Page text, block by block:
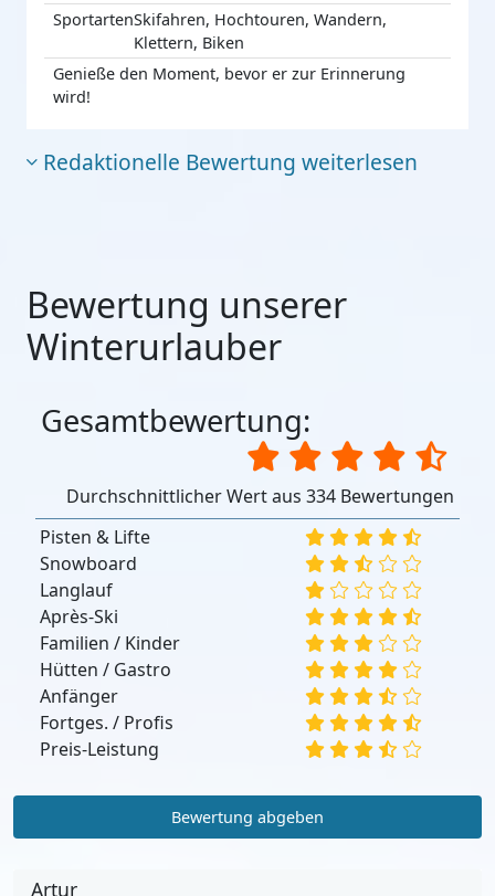
SportartenSkifahren, Hochtouren, Wandern,
Klettern, Biken
Genieße den Moment, bevor er zur Erinnerung
wird!
Redaktionelle Bewertung weiterlesen
Bewertung unserer
Winterurlauber
Gesamtbewertung:
Durchschnittlicher Wert aus 334 Bewertungen
Pisten & Lifte
Snowboard
Langlauf
Après-Ski
Familien / Kinder
Hütten / Gastro
Anfänger
Fortges. / Profis
Preis-Leistung
Bewertung abgeben
Artur